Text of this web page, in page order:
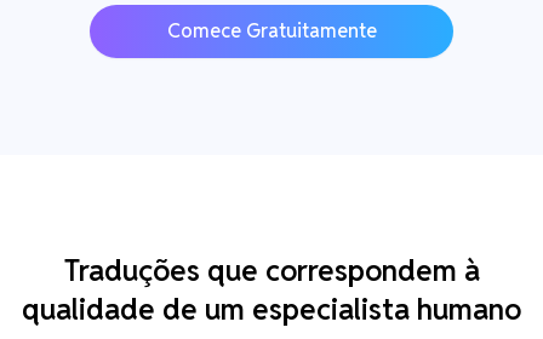
Comece Gratuitamente
Traduções que correspondem à
qualidade de um especialista humano